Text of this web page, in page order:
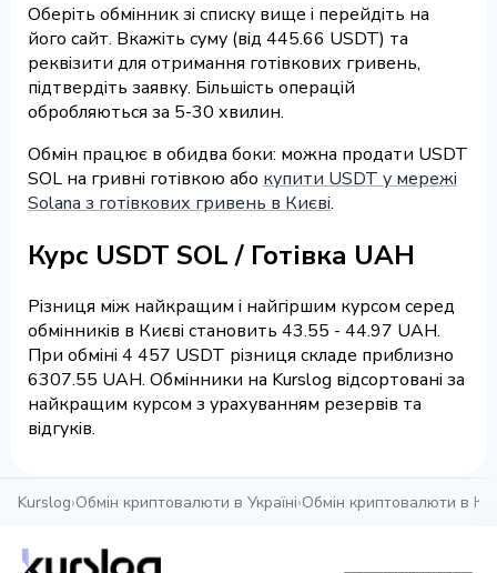
Оберіть обмінник зі списку вище і перейдіть на
його сайт. Вкажіть суму (від 445.66 USDT) та
реквізити для отримання готівкових гривень,
підтвердіть заявку. Більшість операцій
обробляються за 5-30 хвилин.
Обмін працює в обидва боки: можна продати USDT
SOL на гривні готівкою або купити USDT у мережі
Solana з готівкових гривень в Києві.
Курс USDT SOL / Готівка UAH
Різниця між найкращим і найгіршим курсом серед
обмінників в Києві становить 43.55 - 44.97 UAH.
При обміні 4 457 USDT різниця складе приблизно
6307.55 UAH. Обмінники на Kurslog відсортовані за
найкращим курсом з урахуванням резервів та
відгуків.
Kurslog›Обмін криптовалюти в Україні›Обмін криптовалюти в